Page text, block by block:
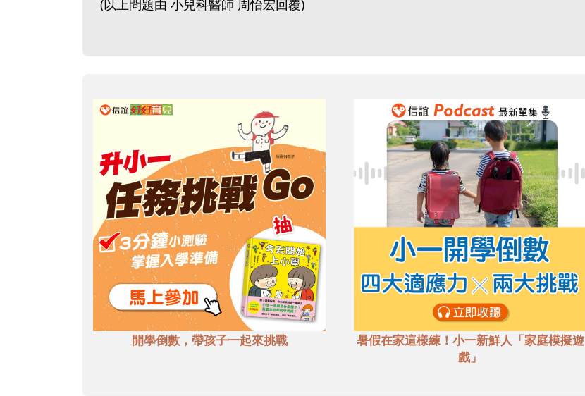
(以上問題由 小兒科醫師 周怡宏回覆)
開學倒數，帶孩子一起來挑戰
暑假在家這樣練！小一新鮮人「家庭模擬遊
戲」